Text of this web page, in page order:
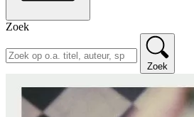
Zoek
Zoek